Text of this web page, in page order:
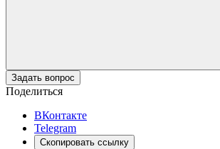
Задать вопрос
Поделиться
ВКонтакте
Telegram
Скопировать ссылку